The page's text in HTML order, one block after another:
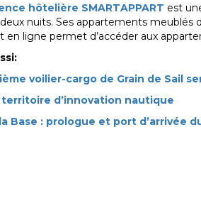
hôtelière SMARTAPPART est
nuits. Ses appartements
en ligne permet d’accéder aux
voilier-cargo de Grain de Sail
d’innovation nautique
Base : prologue et port d’arrivée